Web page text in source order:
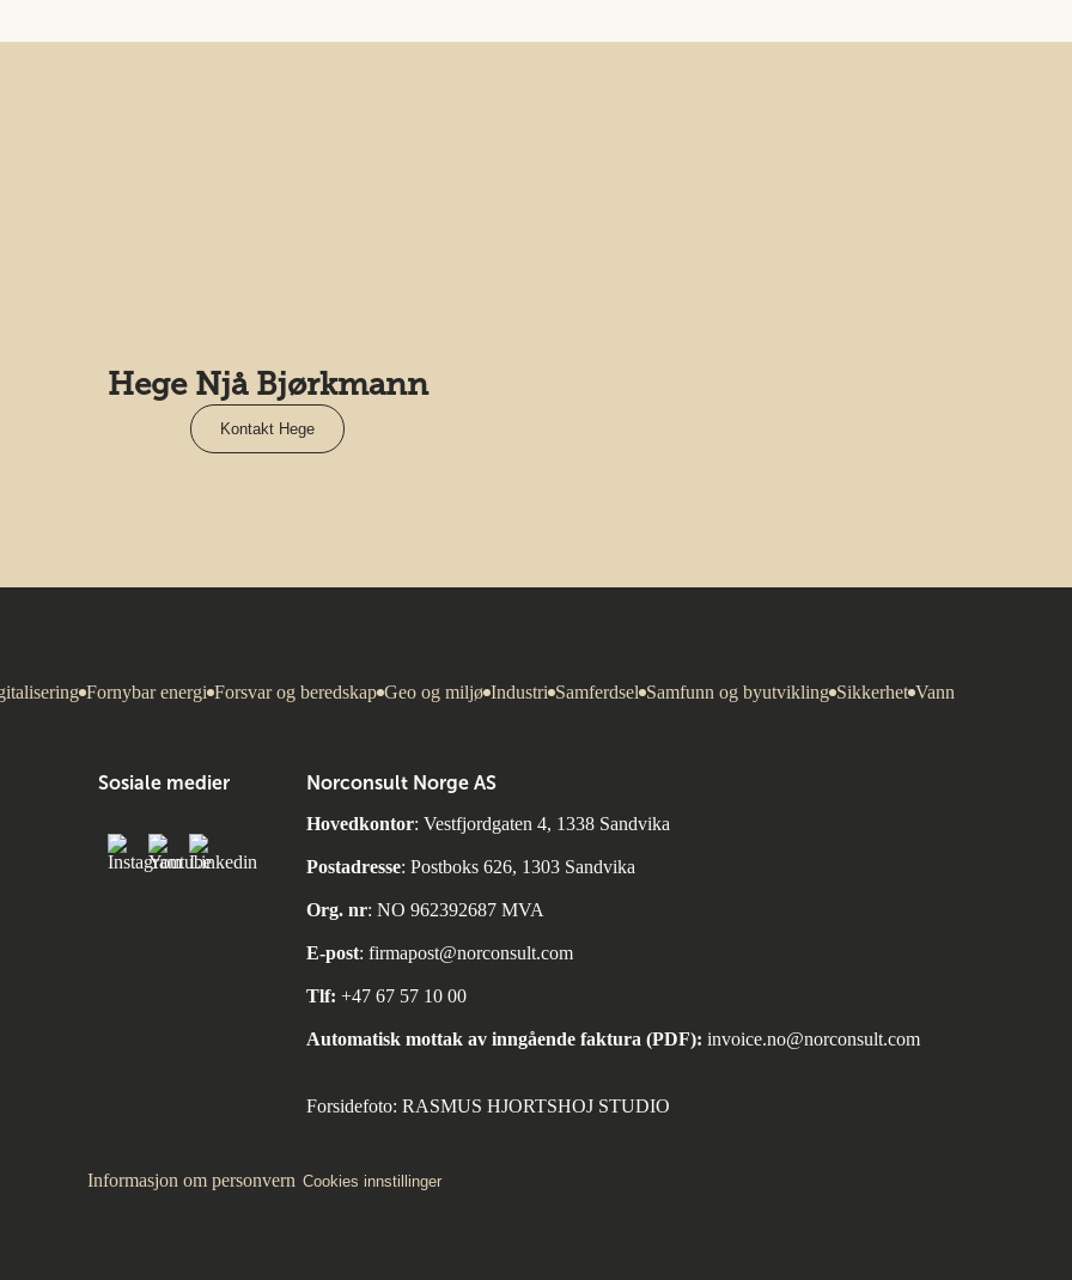
Hege Njå Bjørkmann
Kontakt Hege
Fornybar energi Forsvar og beredskap Geo og miljø Industri Samferdsel Samfunn og byutvikling Sikkerhet Vann
Sosiale medier Norconsult Norge AS
Hovedkontor: Vestfjordgaten 4, 1338 Sandvika
Postadresse: Postboks 626, 1303 Sandvika
Org. nr: NO 962392687 MVA
E-post: firmapost@norconsult.com
Tlf: +47 67 57 10 00
Automatisk mottak av inngående faktura (PDF): invoice.no@norconsult.com
Forsidefoto: RASMUS HJORTSHOJ STUDIO
Informasjon om personvern Cookies innstillinger